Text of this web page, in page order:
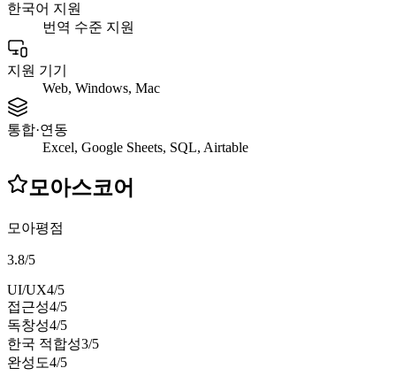
한국어 지원
번역 수준 지원
지원 기기
Web, Windows, Mac
통합·연동
Excel, Google Sheets, SQL, Airtable
모아스코어
모아평점
3.8/5
UI/UX4/5
접근성4/5
독창성4/5
한국 적합성3/5
완성도4/5